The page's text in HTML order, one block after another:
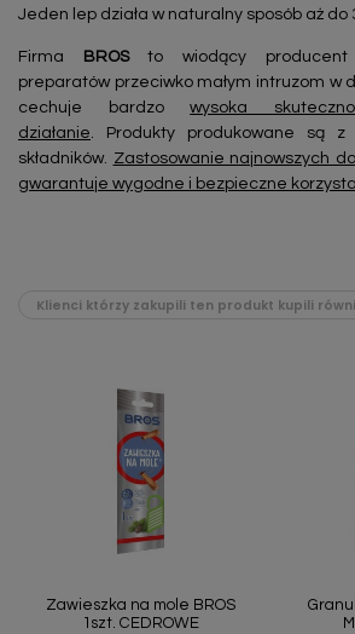
Jeden lep działa w naturalny sposób aż do
Firma BROSto wiodący producent
preparatów przeciwko małym intruzom w
cechuje bardzowysoka
działanie. Produkty produkowane są z
składników. Zastosowanie najnowszych
gwarantuje wygodne i bezpieczne
Klienci którzy zakupili ten produkt kupili
Zawieszka na mole BROS
1szt. CEDROWE